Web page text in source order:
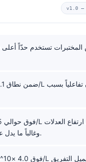
v1.0 —
(neutrophilia) وغالباً ما يدل على عدوى بكتيرية، أو ستيرويدات، أو توتر، أو تدخين.